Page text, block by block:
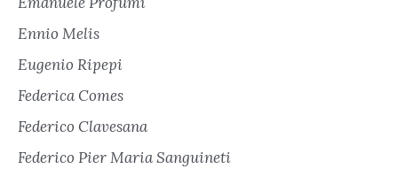
Ennio Melis
Eugenio Ripepi
Federica Comes
Federico Clavesana
Federico Pier Maria Sanguineti